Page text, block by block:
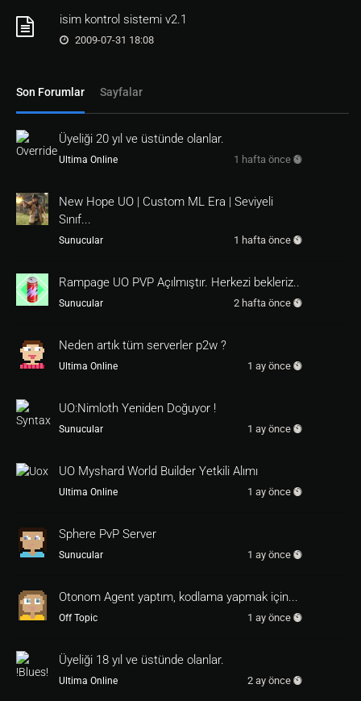
isim kontrol sistemi v2.1
2009-07-31 18:08
Son Forumlar Sayfalar
Üyeliği 20 yıl ve üstünde olanlar.
Ultima Online 1 hafta önce
New Hope UO | Custom ML Era | Seviyeli
Sınıf...
Sunucular 1 hafta önce
Rampage UO PVP Açılmıştır. Herkezi bekleriz..
Sunucular 2 hafta önce
Neden artık tüm serverler p2w ?
Ultima Online 1 ay önce
UO:Nimloth Yeniden Doğuyor !
Sunucular 1 ay önce
UO Myshard World Builder Yetkili Alımı
Ultima Online 1 ay önce
Sphere PvP Server
Sunucular 1 ay önce
Otonom Agent yaptım, kodlama yapmak için...
Off Topic 1 ay önce
Üyeliği 18 yıl ve üstünde olanlar.
Ultima Online 2 ay önce